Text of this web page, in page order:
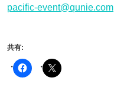
pacific-event@qunie.com
共有: